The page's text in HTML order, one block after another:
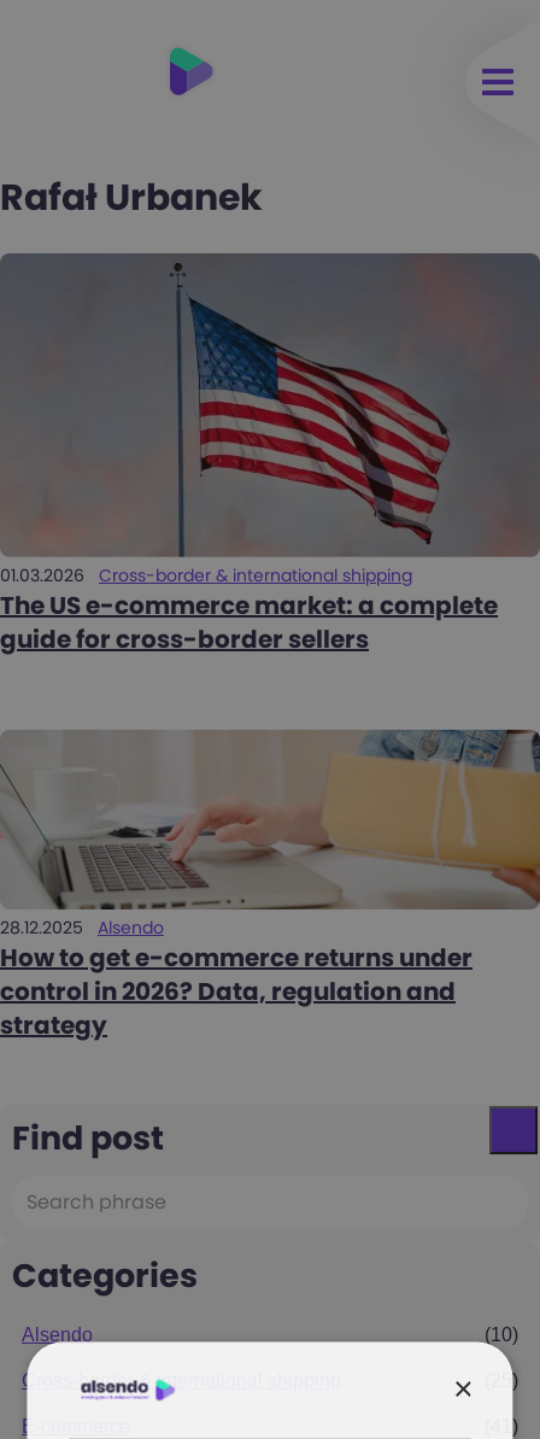
Rafał Urbanek
01.03.2026 Cross-border & international shipping
The US e-commerce market: a complete
guide for cross-border sellers
28.12.2025 Alsendo
How to get e-commerce returns under
control in 2026? Data, regulation and
strategy
Find post
Categories
Alsendo (10)
Cross-border & international shipping (25)
E-commerce (41)
×